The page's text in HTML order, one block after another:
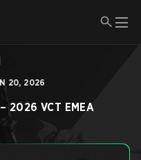
20, 2026
– 2026 VCT EMEA